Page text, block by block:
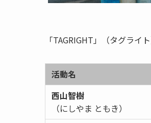
「TAGRIGHT」（タグライ
活動名
西山智樹
（にしやま ともき）